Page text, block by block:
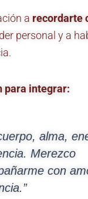
a recordarte
personal y a
para integrar:
alma,
Merezco
con